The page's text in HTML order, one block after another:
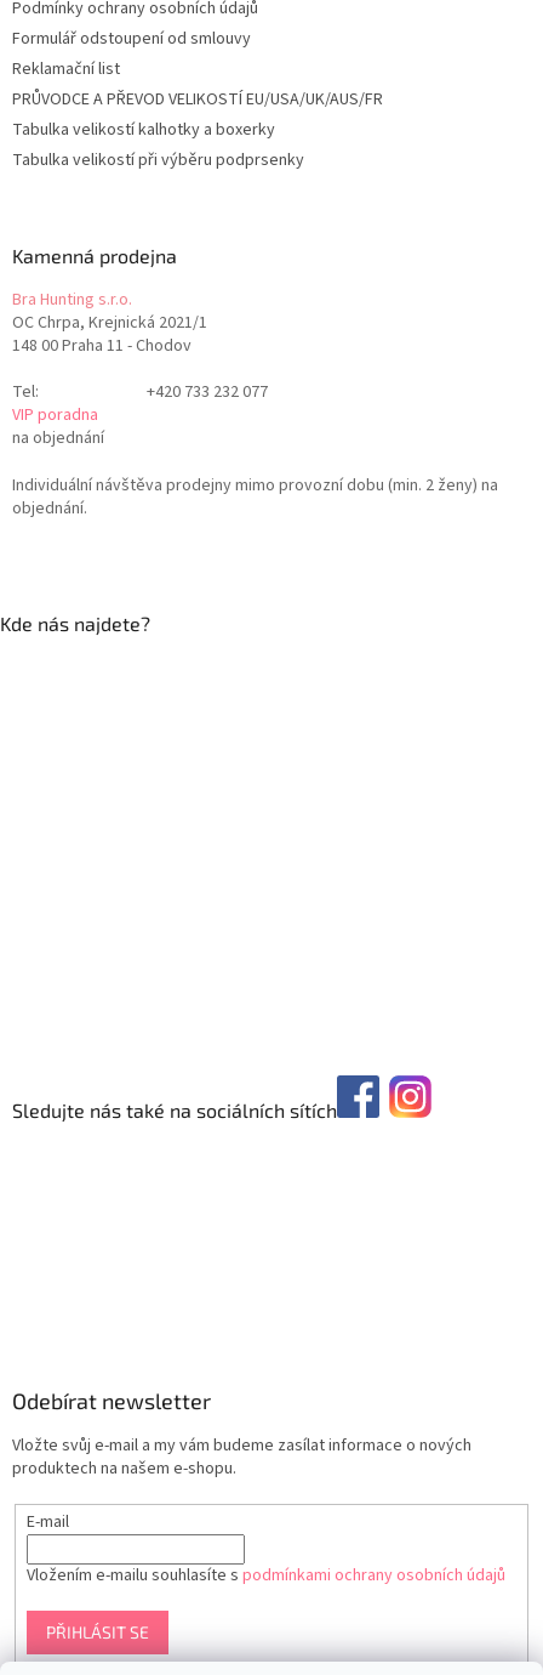
Podmínky ochrany osobních údajů
Formulář odstoupení od smlouvy
Reklamační list
PRŮVODCE A PŘEVOD VELIKOSTÍ EU/USA/UK/AUS/FR
Tabulka velikostí kalhotky a boxerky
Tabulka velikostí při výběru podprsenky
Kamenná prodejna
Bra Hunting s.r.o.
OC Chrpa, Krejnická 2021/1
148 00 Praha 11 - Chodov
Tel:
+420 733 232 077
VIP poradna
na objednání
Individuální návštěva prodejny mimo provozní dobu (min. 2 ženy) na
objednání.
Kde nás najdete?
Sledujte nás také na sociálních sítích
Odebírat newsletter
Vložte svůj e-mail a my vám budeme zasílat informace o nových
produktech na našem e-shopu.
E-mail
Vložením e-mailu souhlasíte s podmínkami ochrany osobních údajů
PŘIHLÁSIT SE